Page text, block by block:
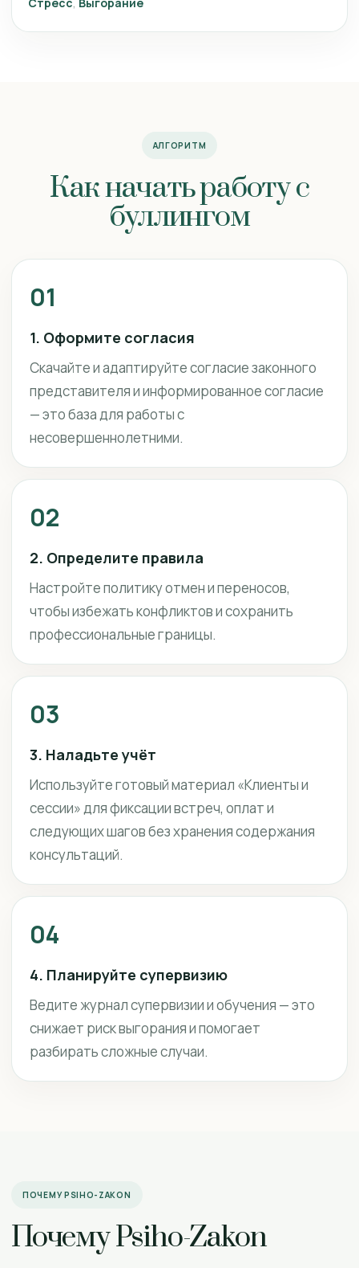
АЛГОРИТМ
Как начать работу с
буллингом
01
1. Оформите согласия
Скачайте и адаптируйте согласие законного
представителя и информированное согласие
— это база для работы с
несовершеннолетними.
02
2. Определите правила
Настройте политику отмен и переносов,
чтобы избежать конфликтов и сохранить
профессиональные границы.
03
3. Наладьте учёт
Используйте готовый материал «Клиенты и
сессии» для фиксации встреч, оплат и
следующих шагов без хранения содержания
консультаций.
04
4. Планируйте супервизию
Ведите журнал супервизии и обучения — это
снижает риск выгорания и помогает
разбирать сложные случаи.
ПОЧЕМУ PSIHO-ZAKON
Почему Psiho-Zakon